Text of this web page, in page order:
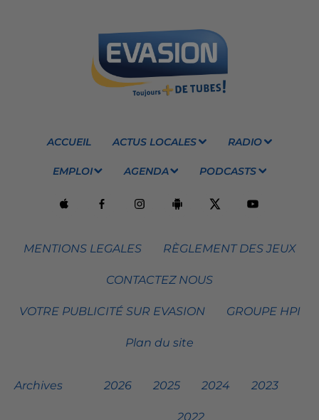
ACCUEIL ACTUS LOCALES RADIO
EMPLOI AGENDA PODCASTS
MENTIONS LEGALES RÈGLEMENT DES JEUX
CONTACTEZ NOUS
VOTRE PUBLICITÉ SUR EVASION GROUPE HPI
Plan du site
Archives 2026 2025 2024 2023
2022